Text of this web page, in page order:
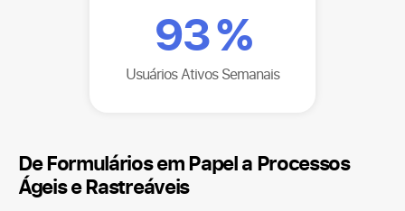
93%
Usuários Ativos Semanais
De Formulários em Papel a Processos
Ágeis e Rastreáveis